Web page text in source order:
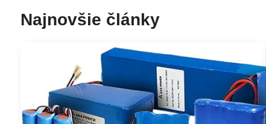
Najnovšie články